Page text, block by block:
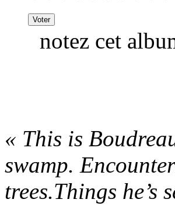
notez cet
« This is
swamp.
trees.Things he’s